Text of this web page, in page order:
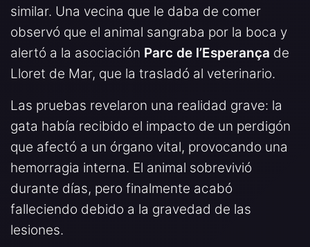
similar. Una vecina que le daba de comer
observó que el animal sangraba por la boca y
alertó a la asociación Parc de l’Esperança de
Lloret de Mar, que la trasladó al veterinario.
Las pruebas revelaron una realidad grave: la
gata había recibido el impacto de un perdigón
que afectó a un órgano vital, provocando una
hemorragia interna. El animal sobrevivió
durante días, pero finalmente acabó
falleciendo debido a la gravedad de las
lesiones.